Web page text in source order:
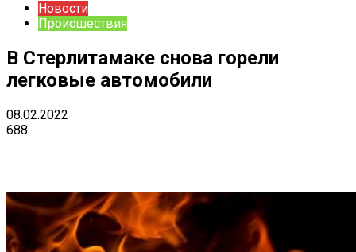
Новости
Происшествия
В Стерлитамаке снова горели
легковые автомобили
08.02.2022
688